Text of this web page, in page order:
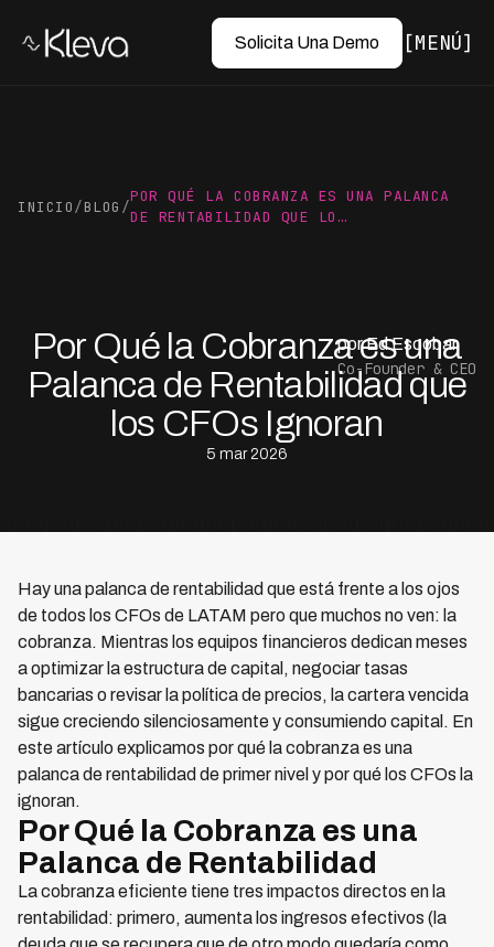
Solicita Una Demo MENÚ
INICIO/BLOG /
POR QUÉ LA COBRANZA ES UNA PALANCA
DE RENTABILIDAD QUE LO…
Por Qué la Cobranza es una
Palanca de Rentabilidad que
los CFOs Ignoran
5 mar 2026
por Ed Escobar
Co-Founder & CEO
Hay una palanca de rentabilidad que está frente a los ojos
de todos los CFOs de LATAM pero que muchos no ven: la
cobranza. Mientras los equipos financieros dedican meses
a optimizar la estructura de capital, negociar tasas
bancarias o revisar la política de precios, la cartera vencida
sigue creciendo silenciosamente y consumiendo capital. En
este artículo explicamos por qué la cobranza es una
palanca de rentabilidad de primer nivel y por qué los CFOs la
ignoran.
Por Qué la Cobranza es una
Palanca de Rentabilidad
La cobranza eficiente tiene tres impactos directos en la
rentabilidad: primero, aumenta los ingresos efectivos (la